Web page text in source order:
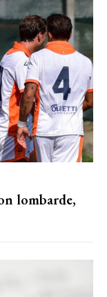
lombarde,